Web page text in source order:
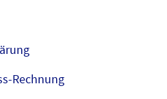
Rechnung